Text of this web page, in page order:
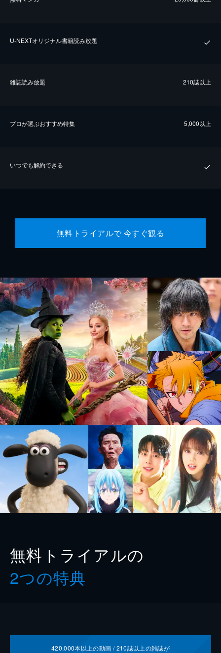
U-NEXTオリジナル書籍読み放題
雑誌読み放題 210誌以上
プロが選ぶおすすめ特集 5,000以上
いつでも解約できる
無料トライアルで 今すぐ観る
無料トライアルの
2つの特典
420,000本以上の動画 /210誌以上の雑誌が